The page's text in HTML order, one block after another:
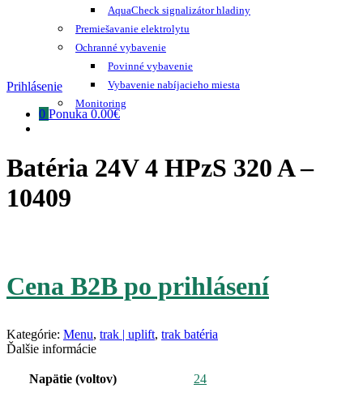
AquaCheck signalizátor hladiny
Premiešavanie elektrolytu
Ochranné vybavenie
Povinné vybavenie
Vybavenie nabíjacieho miesta
Monitoring
Prihlásenie
0 Ponuka 0.00€
Batéria 24V 4 HPzS 320 A –
10409
Cena B2B po prihlásení
Kategórie: Menu, trak | uplift, trak batéria
Ďalšie informácie
Napätie (voltov) 24